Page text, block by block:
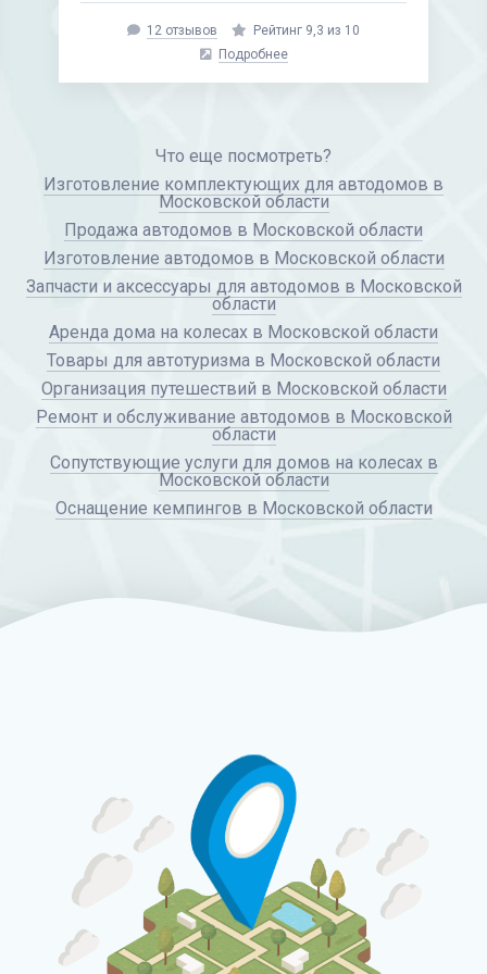
12 отзывов
Рейтинг 9,3 из 10
Подробнее
Что еще посмотреть?
Изготовление комплектующих для автодомов в
Московской области
Продажа автодомов в Московской области
Изготовление автодомов в Московской области
Запчасти и аксессуары для автодомов в Московской
области
Аренда дома на колесах в Московской области
Товары для автотуризма в Московской области
Организация путешествий в Московской области
Ремонт и обслуживание автодомов в Московской
области
Сопутствующие услуги для домов на колесах в
Московской области
Оснащение кемпингов в Московской области